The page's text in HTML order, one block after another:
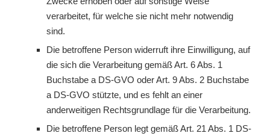
verarbeitet, für welche sie nicht mehr notwendig
sind.
Die betroffene Person widerruft ihre Einwilligung, auf
die sich die Verarbeitung gemäß Art. 6 Abs. 1
Buchstabe a DS-GVO oder Art. 9 Abs. 2 Buchstabe
a DS-GVO stützte, und es fehlt an einer
anderweitigen Rechtsgrundlage für die Verarbeitung.
Die betroffene Person legt gemäß Art. 21 Abs. 1 DS-